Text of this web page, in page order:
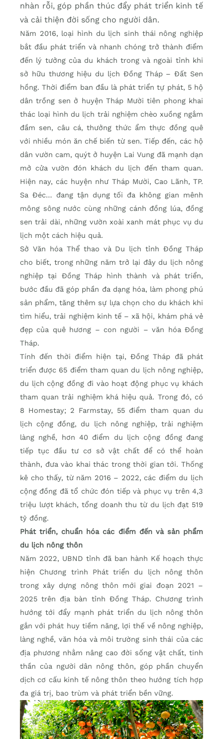
nhàn rỗi, góp phần thúc đẩy phát triển kinh tế
và cải thiện đời sống cho người dân.
Năm 2016, loại hình du lịch sinh thái nông nghiệp
bắt đầu phát triển và nhanh chóng trở thành điểm
đến lý tưởng của du khách trong và ngoài tỉnh khi
sở hữu thương hiệu du lịch Ðồng Tháp – Ðất Sen
hồng. Thời điểm ban đầu là phát triển tự phát, 5 hộ
dân trồng sen ở huyện Tháp Mười tiên phong khai
thác loại hình du lịch trải nghiệm chèo xuồng ngắm
đầm sen, câu cá, thưởng thức ẩm thực đồng quê
với nhiều món ăn chế biến từ sen. Tiếp đến, các hộ
dân vườn cam, quýt ở huyện Lai Vung đã mạnh dạn
mở cửa vườn đón khách du lịch đến tham quan.
Hiện nay, các huyện như Tháp Mười, Cao Lãnh, TP.
Sa Ðéc… đang tận dụng tối đa không gian mênh
mông sông nước cùng những cánh đồng lúa, đồng
sen trải dài, những vườn xoài xanh mát phục vụ du
lịch một cách hiệu quả.
Sở Văn hóa Thể thao và Du lịch tỉnh Đồng Tháp
cho biết, trong những năm trở lại đây du lịch nông
nghiệp tại Đồng Tháp hình thành và phát triển,
bước đầu đã góp phần đa dạng hóa, làm phong phú
sản phẩm, tăng thêm sự lựa chọn cho du khách khi
tìm hiểu, trải nghiệm kinh tế – xã hội, khám phá vẻ
đẹp của quê hương – con người – văn hóa Đồng
Tháp.
Tính đến thời điểm hiện tại, Đồng Tháp đã phát
triển được 65 điểm tham quan du lịch nông nghiệp,
du lịch cộng đồng đi vào hoạt động phục vụ khách
tham quan trải nghiệm khá hiệu quả. Trong đó, có
8 Homestay; 2 Farmstay, 55 điểm tham quan du
lịch cộng đồng, du lịch nông nghiệp, trải nghiệm
làng nghề, hơn 40 điểm du lịch cộng đồng đang
tiếp tục đầu tư cơ sở vật chất để có thể hoàn
thành, đưa vào khai thác trong thời gian tới. Thống
kê cho thấy, từ năm 2016 – 2022, các điểm du lịch
cộng đồng đã tổ chức đón tiếp và phục vụ trên 4,3
triệu lượt khách, tổng doanh thu từ du lịch đạt 519
tỷ đồng.
Phát triển, chuẩn hóa các điểm đến và sản phẩm
du lịch nông thôn
Năm 2022, UBND tỉnh đã ban hành Kế hoạch thực
hiện Chương trình Phát triển du lịch nông thôn
trong xây dựng nông thôn mới giai đoạn 2021 –
2025 trên địa bàn tỉnh Đồng Tháp. Chương trình
hướng tới đẩy mạnh phát triển du lịch nông thôn
gắn với phát huy tiềm năng, lợi thế về nông nghiệp,
làng nghề, văn hóa và môi trường sinh thái của các
địa phương nhằm nâng cao đời sống vật chất, tinh
thần của người dân nông thôn, góp phần chuyển
dịch cơ cấu kinh tế nông thôn theo hướng tích hợp
đa giá trị, bao trùm và phát triển bền vững.